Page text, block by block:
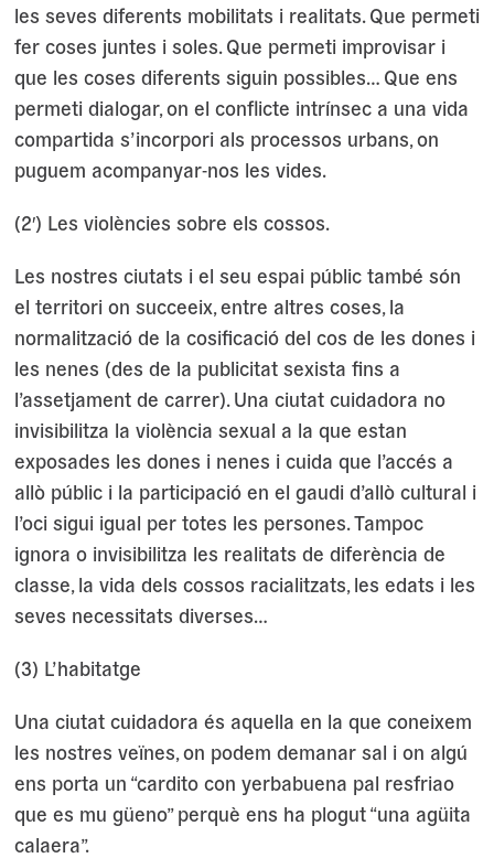
les seves diferents mobilitats i realitats. Que permeti
fer coses juntes i soles. Que permeti improvisar i
que les coses diferents siguin possibles… Que ens
permeti dialogar, on el conflicte intrínsec a una vida
compartida s’incorpori als processos urbans, on
puguem acompanyar-nos les vides.
(2′) Les violències sobre els cossos.
Les nostres ciutats i el seu espai públic també són
el territori on succeeix, entre altres coses, la
normalització de la cosificació del cos de les dones i
les nenes (des de la publicitat sexista fins a
l’assetjament de carrer). Una ciutat cuidadora no
invisibilitza la violència sexual a la que estan
exposades les dones i nenes i cuida que l’accés a
allò públic i la participació en el gaudi d’allò cultural i
l’oci sigui igual per totes les persones. Tampoc
ignora o invisibilitza les realitats de diferència de
classe, la vida dels cossos racialitzats, les edats i les
seves necessitats diverses…
(3) L’habitatge
Una ciutat cuidadora és aquella en la que coneixem
les nostres veïnes, on podem demanar sal i on algú
ens porta un “cardito con yerbabuena pal resfriao
que es mu güeno” perquè ens ha plogut “una agüita
calaera”.